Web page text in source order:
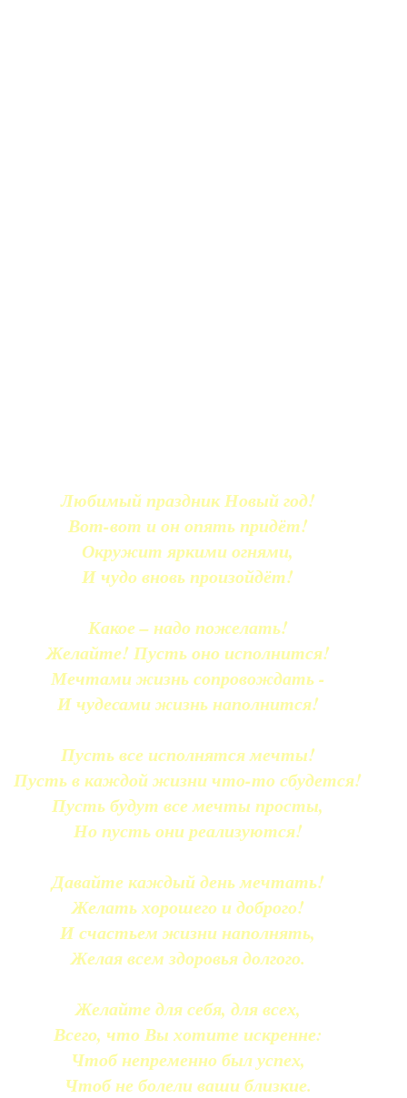
Любимый праздник Новый год!
Вот-вот и он опять придёт!
Окружит яркими огнями,
И чудо вновь произойдёт!
Какое – надо пожелать!
Желайте! Пусть оно исполнится!
Мечтами жизнь сопровождать -
И чудесами жизнь наполнится!
Пусть все исполнятся мечты!
Пусть в каждой жизни что-то сбудется!
Пусть будут все мечты просты,
Но пусть они реализуются!
Давайте каждый день мечтать!
Желать хорошего и доброго!
И счастьем жизни наполнять,
Желая всем здоровья долгого.
Желайте для себя, для всех,
Всего, что Вы хотите искренне:
Чтоб непременно был успех,
Чтоб не болели ваши близкие.